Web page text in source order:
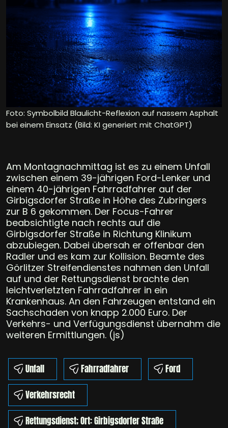
Foto: Symbolbild Blaulicht-Reflexion auf nassem Asphalt
bei einem Einsatz (Bild: KI generiert mit ChatGPT)
Am Montagnachmittag ist es zu einem Unfall
zwischen einem 39-jährigen Ford-Lenker und
einem 40-jährigen Fahrradfahrer auf der
Girbigsdorfer Straße in Höhe des Zubringers
zur B 6 gekommen. Der Focus-Fahrer
beabsichtigte nach rechts auf die
Girbigsdorfer Straße in Richtung Klinikum
abzubiegen. Dabei übersah er offenbar den
Radler und es kam zur Kollision. Beamte des
Görlitzer Streifendienstes nahmen den Unfall
auf und der Rettungsdienst brachte den
leichtverletzten Fahrradfahrer in ein
Krankenhaus. An den Fahrzeugen entstand ein
Sachschaden von knapp 2.000 Euro. Der
Verkehrs- und Verfügungsdienst übernahm die
weiteren Ermittlungen. (js)
Unfall Fahrradfahrer
Ford
Verkehrsrecht
Rettungsdienst; Ort: Girbigsdorfer Straße